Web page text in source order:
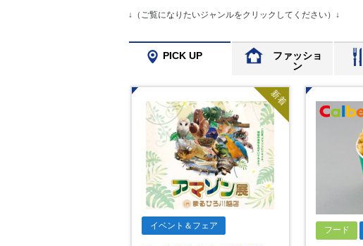
↓（ご覧になりたいジャンルをクリックしてください）↓
PICK UP
ファッショ
ン
新着
イベント＆フェア フード